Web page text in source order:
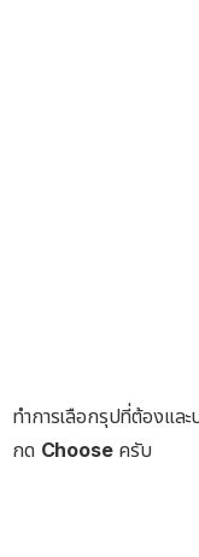
ทำการเลือกรุปที่ต้องและ
กด Chooseครับ